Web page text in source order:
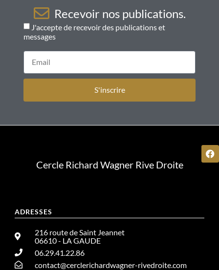
Recevoir nos publications.
J'accepte de recevoir des publications et
messages
S'inscrire
ADRESSES
216 route de Saint Jeannet
06610 - LA GAUDE
06.29.41.22.86
contact@cerclerichardwagner-rivedroite.com
Cercle Richard Wagner Rive Droite